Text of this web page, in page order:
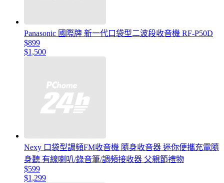
Panasonic 國際牌 新一代口袋型二波段收音機 RF-P50D
$899
$1,500
Nexy 口袋型調頻FM收音機 隨身收音器 迷你便攜充電隨
身聽 有線喇叭/錄音筆/調頻接收器 父親節禮物
$599
$1,299